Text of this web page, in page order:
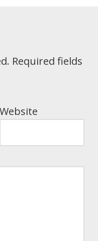
Required fields
Website